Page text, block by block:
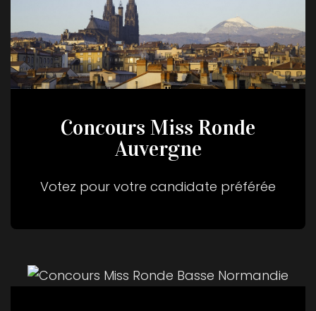
Concours Miss Ronde
Auvergne
Votez pour votre candidate préférée